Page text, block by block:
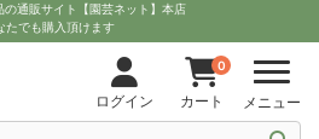
の通販サイト【園芸ネット】本店
たでも購入頂けます
ログイン
0
カート メニュー